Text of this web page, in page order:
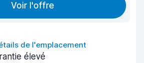
Voir l'offre
de l'emplacement
élevé